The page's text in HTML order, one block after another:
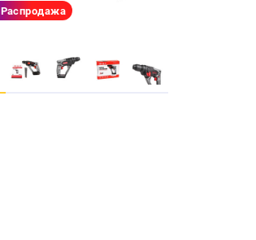
Распродажа